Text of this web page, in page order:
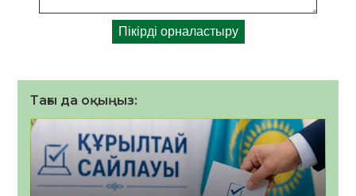
Тағы да оқыңыз: